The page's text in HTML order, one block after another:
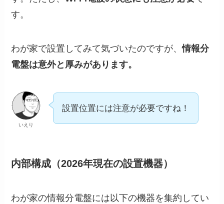
す。
わが家で設置してみて気づいたのですが、情報分
電盤は意外と厚みがあります。
いえり
設置位置には注意が必要ですね！
内部構成（2026年現在の設置機器）
わが家の情報分電盤には以下の機器を集約してい